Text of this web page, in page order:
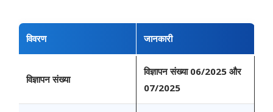
विवरण जानकारी
विज्ञापन संख्या
विज्ञापन संख्या 06/2025 और
07/2025